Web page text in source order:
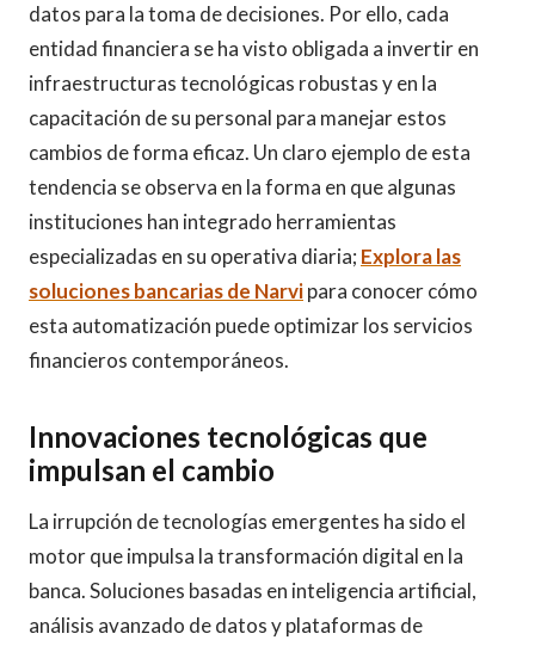
datos para la toma de decisiones. Por ello, cada
entidad financiera se ha visto obligada a invertir en
infraestructuras tecnológicas robustas y en la
capacitación de su personal para manejar estos
cambios de forma eficaz. Un claro ejemplo de esta
tendencia se observa en la forma en que algunas
instituciones han integrado herramientas
especializadas en su operativa diaria; Explora las
soluciones bancarias de Narvipara conocer cómo
esta automatización puede optimizar los servicios
financieros contemporáneos.
Innovaciones tecnológicas que
impulsan el cambio
La irrupción de tecnologías emergentes ha sido el
motor que impulsa la transformación digital en la
banca. Soluciones basadas en inteligencia artificial,
análisis avanzado de datos y plataformas de